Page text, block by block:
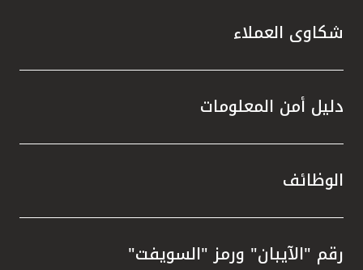
شكاوى العملاء
دليل أمن المعلومات
الوظائف
رقم "الآيبان" ورمز "السويفت"